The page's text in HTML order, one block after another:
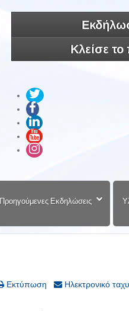
Κλείσε
Προηγούμενες Εκδηλώσεις
Εκτύπωση Ηλεκτρονικό